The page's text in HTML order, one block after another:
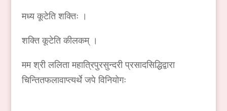
मध्य कूटेति शक्तिः ।
शक्ति कूटेति कीलकम् ।
मम श्री ललिता महात्रिपुरसुन्दरी प्रसादसिद्धिद्वारा
चिन्तितफलावाप्त्यर्थे जपे विनियोगः